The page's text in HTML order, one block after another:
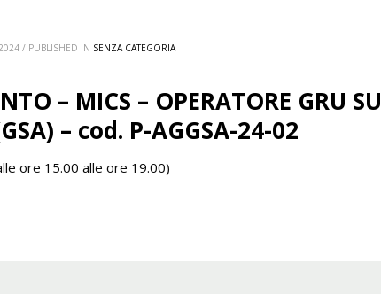
/ PUBLISHED IN SENZA CATEGORIA
– MICS – OPERATORE GRU SU
– cod. P-AGGSA-24-02
ore 15.00 alle ore 19.00)